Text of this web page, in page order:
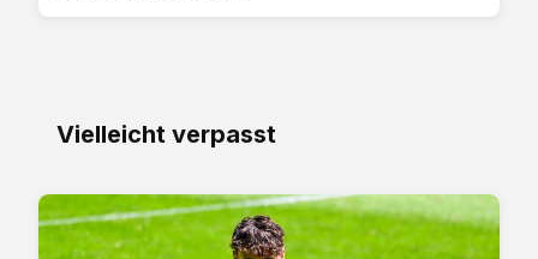
Vielleicht verpasst